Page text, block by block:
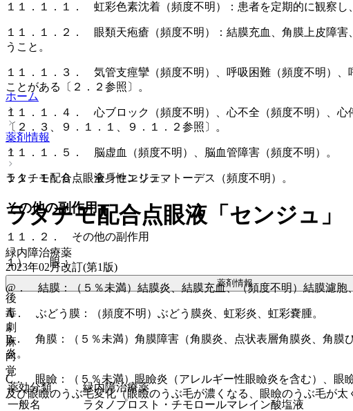
１１．１．１． 虹彩色素沈着（頻度不明）：患者を定期的に観察し
１１．１．２． 眼類天疱瘡（頻度不明）：結膜充血、角膜上皮障
うこと。
１１．１．３． 気管支痙攣（頻度不明）、呼吸困難（頻度不明）
ことがある〔２．２参照〕。
１１．１．４． 心ブロック（頻度不明）、心不全（頻度不明）、
〔２．３、９．１．１、９．１．２参照〕。
１１．１．５． 脳虚血（頻度不明）、脳血管障害（頻度不明）。
１１．１．６． 全身性エリテマトーデス（頻度不明）。
その他の副作用
１１．２． その他の副作用
１）． 眼：
@． 結膜：（５％未満）結膜炎、結膜充血、（頻度不明）結膜濾胞
A． ぶどう膜：（頻度不明）ぶどう膜炎、虹彩炎、虹彩嚢腫。
B． 角膜：（５％未満）角膜障害（角膜炎、点状表層角膜炎、角膜
炎。
C． 眼瞼：（５％未満）眼瞼炎（アレルギー性眼瞼炎を含む）、眼
及び眼瞼のうぶ毛変化（眼瞼のうぶ毛が濃くなる、眼瞼のうぶ毛が
ホーム
薬剤情報
ラタチモ配合点眼液「センジュ」
ラタチモ配合点眼液「センジュ」
緑内障治療薬
2023年02月改訂(第1版)
薬剤情報
後
毒
劇
麻
向
覚
薬効分類
緑内障治療薬
一般名
ラタノプロスト・チモロールマレイン酸塩液